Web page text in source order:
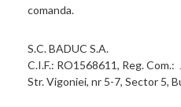
comanda.
S.C. BADUC S.A.
C.I.F.: RO1568611, Reg.
Str. Vigoniei, nr 5-7, Sector 5,